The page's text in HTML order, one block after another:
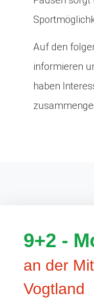
Auf den
informieren
haben
9+2 -
an der
Vogtland